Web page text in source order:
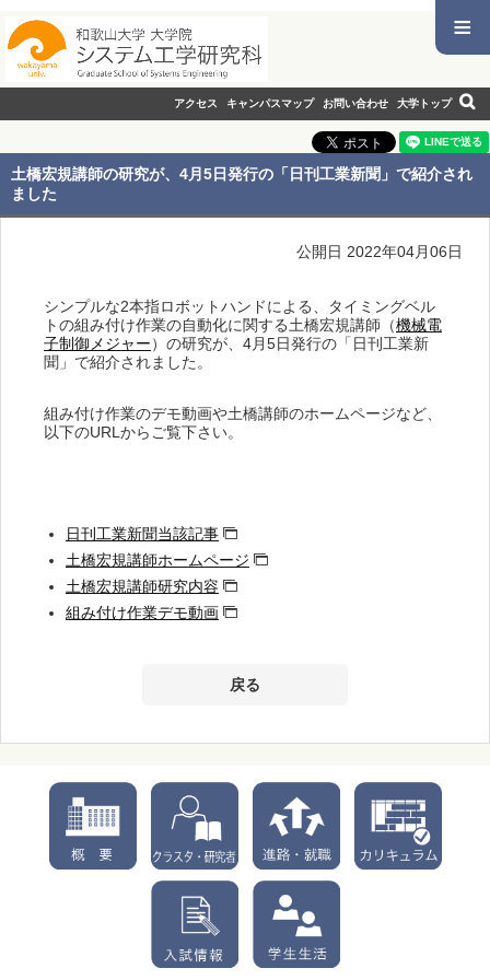
≡
アクセス キャンパスマップ お問い合わせ 大学トップ
土橋宏規講師の研究が、4月5日発行の「日刊工業新聞」で紹介され
ました
公開日 2022年04月06日
シンプルな2本指ロボットハンドによる、タイミングベル
トの組み付け作業の自動化に関する土橋宏規講師（機械電
子制御メジャー）の研究が、4月5日発行の「日刊工業新
聞」で紹介されました。
組み付け作業のデモ動画や土橋講師のホームページなど、
以下のURLからご覧下さい。
日刊工業新聞当該記事
土橋宏規講師ホームページ
土橋宏規講師研究内容
組み付け作業デモ動画
戻る